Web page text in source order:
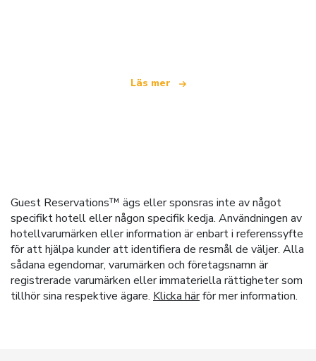
Läs mer
Guest Reservations™ ägs eller sponsras inte av något
specifikt hotell eller någon specifik kedja. Användningen av
hotellvarumärken eller information är enbart i referenssyfte
för att hjälpa kunder att identifiera de resmål de väljer. Alla
sådana egendomar, varumärken och företagsnamn är
registrerade varumärken eller immateriella rättigheter som
tillhör sina respektive ägare. Klicka härför mer information.